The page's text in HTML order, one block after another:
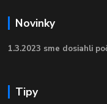
Novinky
1.3.2023 sme dosiahli
Tipy